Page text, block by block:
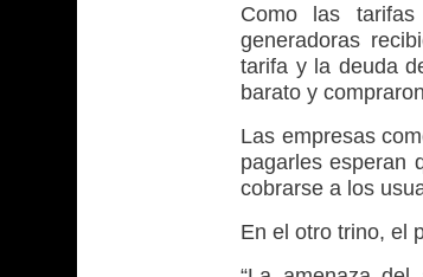
Como las
generadoras
tarifa y la deuda
barato y
Las empresas
pagarles esperan
cobrarse a los
En el otro trino, el